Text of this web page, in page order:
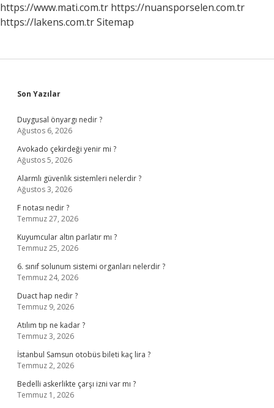
https://www.mati.com.tr https://nuansporselen.com.tr
https://lakens.com.trSitemap
Sidebar
Son Yazılar
Duygusal önyargı nedir ?
Ağustos 6, 2026
Avokado çekirdeği yenir mi ?
Ağustos 5, 2026
Alarmlı güvenlik sistemleri nelerdir ?
Ağustos 3, 2026
F notası nedir ?
Temmuz 27, 2026
Kuyumcular altın parlatır mı ?
Temmuz 25, 2026
6. sınıf solunum sistemi organları nelerdir ?
Temmuz 24, 2026
Duact hap nedir ?
Temmuz 9, 2026
Atılım tıp ne kadar ?
Temmuz 3, 2026
İstanbul Samsun otobüs bileti kaç lira ?
Temmuz 2, 2026
Bedelli askerlikte çarşı izni var mı ?
Temmuz 1, 2026